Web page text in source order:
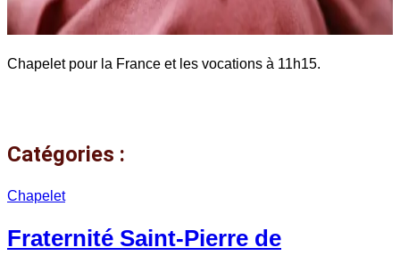
Chapelet pour la France et les vocations à 11h15.
Catégories :
Chapelet
Fraternité Saint-Pierre de